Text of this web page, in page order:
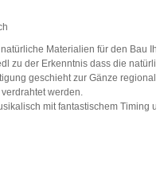
Materialien für den Bau
zu der Erkenntnis dass die
geschieht zur Gänze regional
werden.
mit fantastischem Timing